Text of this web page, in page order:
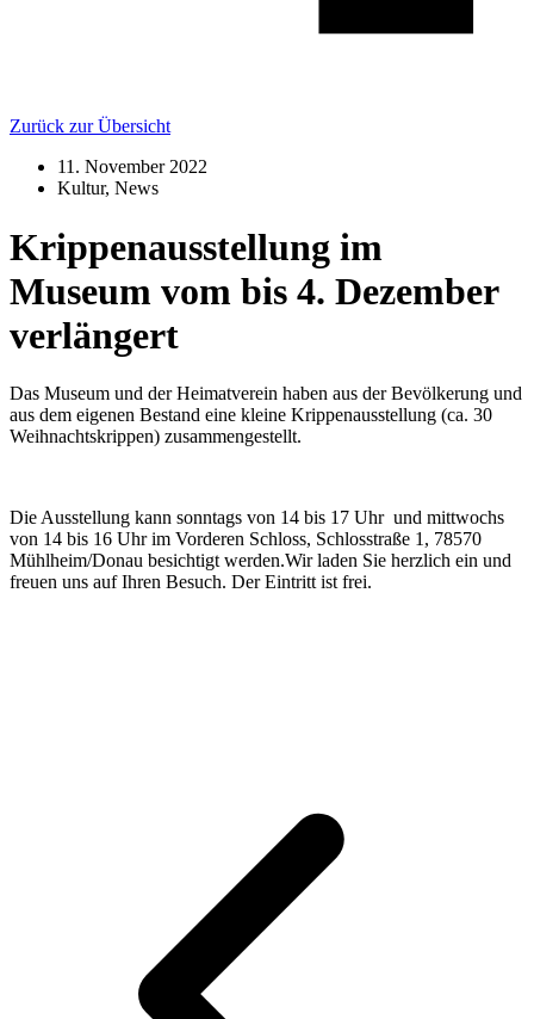
Zurück zur Übersicht
11. November 2022
Kultur, News
Krippenausstellung im
Museum vom bis 4. Dezember
verlängert
Das Museum und der Heimatverein haben aus der Bevölkerung und
aus dem eigenen Bestand eine kleine Krippenausstellung (ca. 30
Weihnachtskrippen) zusammengestellt.
Die Ausstellung kann sonntags von 14 bis 17 Uhr und mittwochs
von 14 bis 16 Uhr im Vorderen Schloss, Schlosstraße 1, 78570
Mühlheim/Donau besichtigt werden.Wir laden Sie herzlich ein und
freuen uns auf Ihren Besuch. Der Eintritt ist frei.